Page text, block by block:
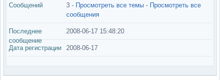
Сообщений 3 - Просмотреть все темы - Просмотреть все
сообщения
Последнее
сообщение
2008-06-17 15:48:20
Дата регистрации 2008-06-17